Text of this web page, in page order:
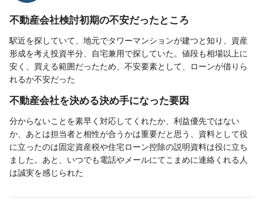
不動産会社検討初期の不安だったところ
駅近を探していて、地元でタワーマンションが建つと知り、資産
形成を考え投資半分、自宅兼用で探していた。値段も相場以上に
安く、買える範囲だったため、不安要素として、ローンが借りら
れるか不安だった
不動産会社を決める決め手になった要因
分からないことを素早く対応してくれたか、利益優先ではない
か、あとは担当者と相性が合うかは重要だと思う、資料として役
に立ったのは固定資産税や住宅ローン控除の説明資料は役に立ち
ました。あと、いつでも電話やメールにてこまめに連絡くれる人
は誠実を感じられた